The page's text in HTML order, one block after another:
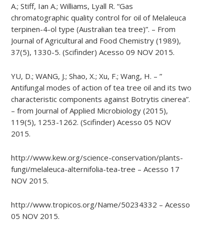
A.; Stiff, Ian A.; Williams, Lyall R. “Gas
chromatographic quality control for oil of Melaleuca
terpinen-​4-​ol type (Australian tea tree)”. – From
Journal of Agricultural and Food Chemistry (1989),
37(5), 1330-5. (Scifinder) Acesso 09 NOV 2015.
YU, D.; WANG, J.; Shao, X.; Xu, F.; Wang, H. – ”
Antifungal modes of action of tea tree oil and its two
characteristic components against Botrytis cinerea”.
– from Journal of Applied Microbiology (2015),
119(5), 1253-1262. (Scifinder) Acesso 05 NOV
2015.
http://www.kew.org/science-conservation/plants-
fungi/melaleuca-alternifolia-tea-tree – Acesso 17
NOV 2015.
http://www.tropicos.org/Name/50234332 – Acesso
05 NOV 2015.